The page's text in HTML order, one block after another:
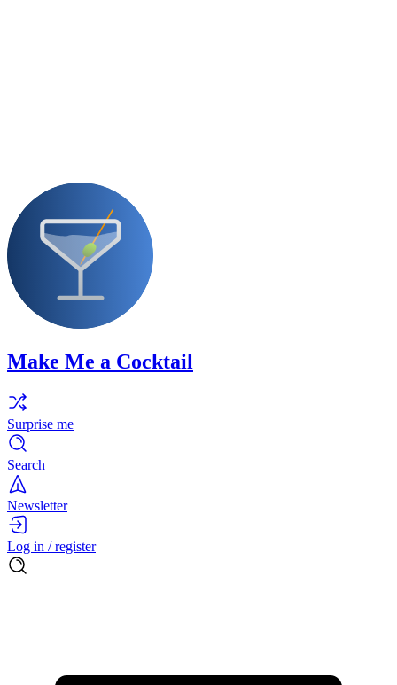
Make Me a Cocktail
Surprise me
Search
Newsletter
Log in / register